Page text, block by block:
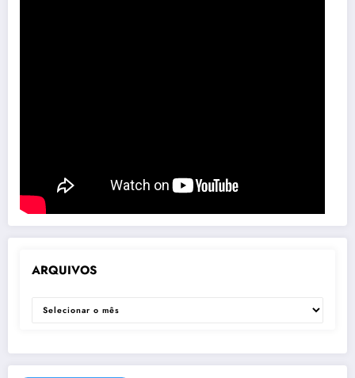
ARQUIVOS
ARQUIVOS